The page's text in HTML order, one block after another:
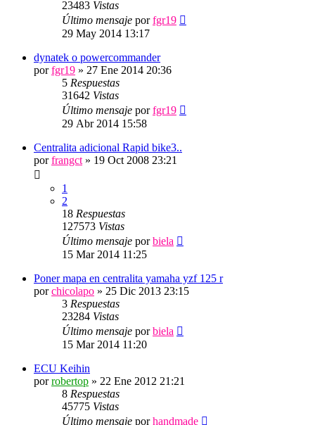
23483 Vistas
Último mensaje porfgr19
29 May 2014 13:17
dynatek o powercommander
porfgr19 » 27 Ene 2014 20:36
5 Respuestas
31642 Vistas
Último mensaje porfgr19
29 Abr 2014 15:58
Centralita adicional Rapid bike3..
porfrangct » 19 Oct 2008 23:21
1
2
18 Respuestas
127573 Vistas
Último mensaje porbiela
15 Mar 2014 11:25
Poner mapa en centralita yamaha yzf 125 r
porchicolapo » 25 Dic 2013 23:15
3 Respuestas
23284 Vistas
Último mensaje porbiela
15 Mar 2014 11:20
ECU Keihin
porrobertop » 22 Ene 2012 21:21
8 Respuestas
45775 Vistas
Último mensaje porhandmade